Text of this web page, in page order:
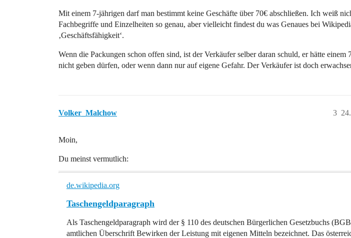
Mit einem 7-jährigen darf man bestimmt keine Geschäfte über 70€ abschließen. Ich weiß
Fachbegriffe und Einzelheiten so genau, aber vielleicht findest du was Genaues bei
‚Geschäftsfähigkeit‘.
Wenn die Packungen schon offen sind, ist der Verkäufer selber daran schuld, er hätte einem
nicht geben dürfen, oder wenn dann nur auf eigene Gefahr. Der Verkäufer ist doch
Volker_Malchow 3
Moin,
Du meinst vermutlich:
de.wikipedia.org
Taschengeldparagraph
Als Taschengeldparagraph wird der § 110 des deutschen Bürgerlichen Gesetzbuchs
amtlichen Überschrift Bewirken der Leistung mit eigenen Mitteln bezeichnet. Das